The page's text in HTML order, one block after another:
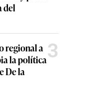
del
regional a
la política
De la
3